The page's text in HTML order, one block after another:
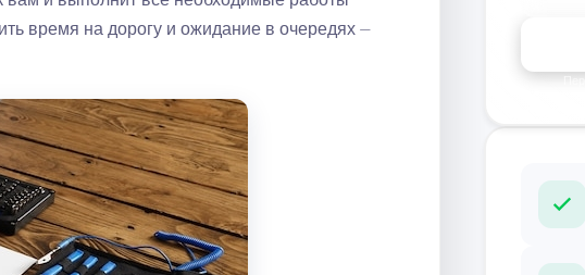
время на дорогу и ожидание в очередях ⏤